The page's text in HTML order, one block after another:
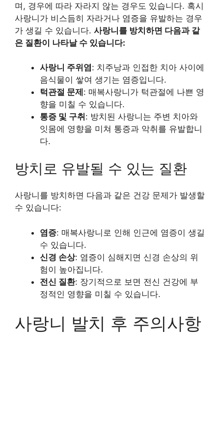
며, 경우에 따라 자라지 않는 경우도 있습니다. 혹시
사랑니가 비스듬히 자라거나 염증을 유발하는 경우
가 생길 수 있습니다. 사랑니를 방치하면 다음과 같
은 질환이 나타날 수 있습니다:
사랑니 주위염: 치주낭과 인접한 치아 사이에
음식물이 쌓여 생기는 염증입니다.
턱관절 문제 : 매복사랑니가 턱관절에 나쁜 영
향을 미칠 수 있습니다.
통증 및 구취 : 방치된 사랑니는 주변 치아와
잇몸에 영향을 미쳐 통증과 악취를 유발합니
다.
방치로 유발될 수 있는 질환
사랑니를 방치하면 다음과 같은 건강 문제가 발생할
수 있습니다:
염증: 매복사랑니로 인해 인근에 염증이 생길
수 있습니다.
신경 손상: 염증이 심해지면 신경 손상의 위
험이 높아집니다.
전신 질환: 장기적으로 보면 전신 건강에 부
정적인 영향을 미칠 수 있습니다.
사랑니 발치 후 주의사항